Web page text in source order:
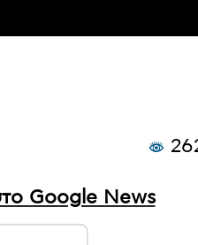
Google News